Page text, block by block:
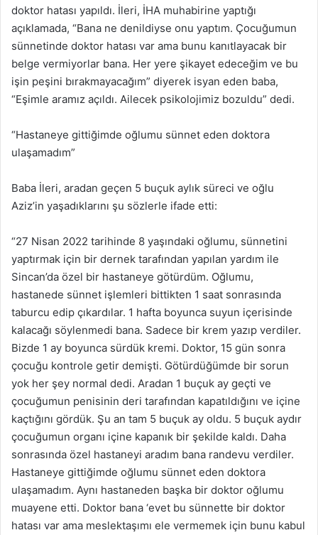
doktor hatası yapıldı. İleri, İHA muhabirine yaptığı
açıklamada, “Bana ne denildiyse onu yaptım. Çocuğumun
sünnetinde doktor hatası var ama bunu kanıtlayacak bir
belge vermiyorlar bana. Her yere şikayet edeceğim ve bu
işin peşini bırakmayacağım” diyerek isyan eden baba,
“Eşimle aramız açıldı. Ailecek psikolojimiz bozuldu” dedi.
“Hastaneye gittiğimde oğlumu sünnet eden doktora
ulaşamadım”
Baba İleri, aradan geçen 5 buçuk aylık süreci ve oğlu
Aziz’in yaşadıklarını şu sözlerle ifade etti:
“27 Nisan 2022 tarihinde 8 yaşındaki oğlumu, sünnetini
yaptırmak için bir dernek tarafından yapılan yardım ile
Sincan’da özel bir hastaneye götürdüm. Oğlumu,
hastanede sünnet işlemleri bittikten 1 saat sonrasında
taburcu edip çıkardılar. 1 hafta boyunca suyun içerisinde
kalacağı söylenmedi bana. Sadece bir krem yazıp verdiler.
Bizde 1 ay boyunca sürdük kremi. Doktor, 15 gün sonra
çocuğu kontrole getir demişti. Götürdüğümde bir sorun
yok her şey normal dedi. Aradan 1 buçuk ay geçti ve
çocuğumun penisinin deri tarafından kapatıldığını ve içine
kaçtığını gördük. Şu an tam 5 buçuk ay oldu. 5 buçuk aydır
çocuğumun organı içine kapanık bir şekilde kaldı. Daha
sonrasında özel hastaneyi aradım bana randevu verdiler.
Hastaneye gittiğimde oğlumu sünnet eden doktora
ulaşamadım. Aynı hastaneden başka bir doktor oğlumu
muayene etti. Doktor bana ‘evet bu sünnette bir doktor
hatası var ama meslektaşımı ele vermemek için bunu kabul